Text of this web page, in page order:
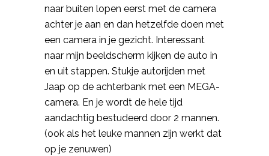
naar buiten lopen eerst met de camera
achter je aan en dan hetzelfde doen met
een camera in je gezicht. Interessant
naar mijn beeldscherm kijken de auto in
en uit stappen. Stukje autorijden met
Jaap op de achterbank met een MEGA-
camera. En je wordt de hele tijd
aandachtig bestudeerd door 2 mannen.
(ook als het leuke mannen zijn werkt dat
op je zenuwen)